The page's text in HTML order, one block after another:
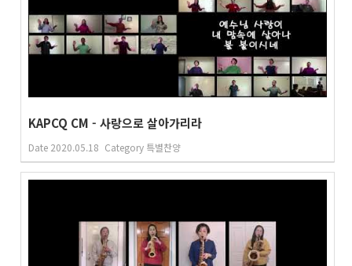
KAPCQ CM - 사랑으로 살아가리라
Date 2020.05.18 Category 특별찬양